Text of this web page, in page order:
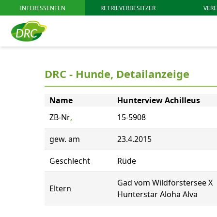
INTERESSENTEN RETRIEVERBESITZER
DRC - Hunde, Detailanzeige
Name
Hunterview Achilleus
ZB-Nr. 15-5908
gew. am 23.4.2015
Geschlecht Rüde
Eltern
Gad vom Wildförstersee X
Hunterstar Aloha Alva